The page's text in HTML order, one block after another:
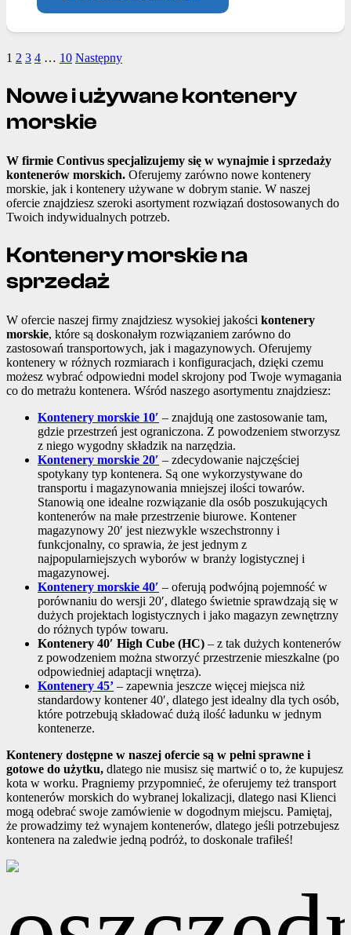
1 2 3 4 … 10 Następny
Nowe i używane kontenery
morskie
W firmie Contivus specjalizujemy się w wynajmie i sprzedaży
kontenerów morskich. Oferujemy zarówno nowe kontenery
morskie, jak i kontenery używane w dobrym stanie. W naszej
ofercie znajdziesz szeroki asortyment rozwiązań dostosowanych do
Twoich indywidualnych potrzeb.
Kontenery morskie na
sprzedaż
W ofercie naszej firmy znajdziesz wysokiej jakości kontenery
morskie, które są doskonałym rozwiązaniem zarówno do
zastosowań transportowych, jak i magazynowych. Oferujemy
kontenery w różnych rozmiarach i konfiguracjach, dzięki czemu
możesz wybrać odpowiedni model skrojony pod Twoje wymagania
co do metrażu kontenera. Wśród naszego asortymentu znajdziesz:
Kontenery morskie 10′ – znajdują one zastosowanie tam,
gdzie przestrzeń jest ograniczona. Z powodzeniem stworzysz
z niego wygodny składzik na narzędzia.
Kontenery morskie 20′ – zdecydowanie najczęściej
spotykany typ kontenera. Są one wykorzystywane do
transportu i magazynowania mniejszej ilości towarów.
Stanowią one idealne rozwiązanie dla osób poszukujących
kontenerów na małe przestrzenie biurowe. Kontener
magazynowy 20′ jest niezwykle wszechstronny i
funkcjonalny, co sprawia, że jest jednym z
najpopularniejszych wyborów w branży logistycznej i
magazynowej.
Kontenery morskie 40′ – oferują podwójną pojemność w
porównaniu do wersji 20′, dlatego świetnie sprawdzają się w
dużych projektach logistycznych i jako magazyn zewnętrzny
do różnych typów towaru.
Kontenery 40′ High Cube (HC) – z tak dużych kontenerów
z powodzeniem można stworzyć przestrzenie mieszkalne (po
odpowiedniej adaptacji wnętrza).
Kontenery 45’ – zapewnia jeszcze więcej miejsca niż
standardowy kontener 40′, dlatego jest idealny dla tych osób,
które potrzebują składować dużą ilość ładunku w jednym
kontenerze.
Kontenery dostępne w naszej ofercie są w pełni sprawne i
gotowe do użytku, dlatego nie musisz się martwić o to, że kupujesz
kota w worku. Pragniemy przypomnieć, że oferujemy też transport
kontenerów morskich do wybranej lokalizacji, dlatego nasi Klienci
mogą odebrać swoje zamówienie w dogodnym miejscu. Pamiętaj,
że prowadzimy też wynajem kontenerów, dlatego jeśli potrzebujesz
kontenera na zaledwie jedną podróż, to doskonale trafiłeś!